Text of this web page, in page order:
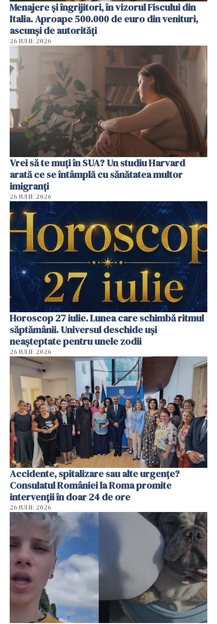
Menajere și îngrijitori, în vizorul Fiscului din
Italia. Aproape 500.000 de euro din venituri,
ascunși de autorități
26 IULIE 2026
Vrei să te muți în SUA? Un studiu Harvard
arată ce se întâmplă cu sănătatea multor
imigranți
26 IULIE 2026
Horoscop 27 iulie. Lunea care schimbă ritmul
săptămânii. Universul deschide uși
neașteptate pentru unele zodii
26 IULIE 2026
Accidente, spitalizare sau alte urgențe?
Consulatul României la Roma promite
intervenții în doar 24 de ore
26 IULIE 2026